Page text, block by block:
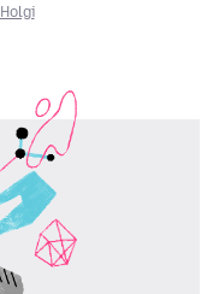
Holgi